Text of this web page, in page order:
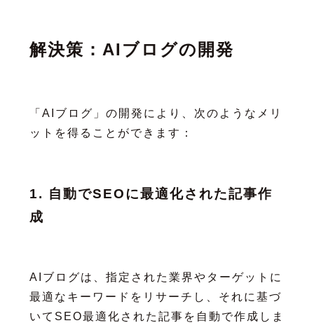
解決策：AIブログの開発
「AIブログ」の開発により、次のようなメリ
ットを得ることができます：
1. 自動でSEOに最適化された記事作
成
AIブログは、指定された業界やターゲットに
最適なキーワードをリサーチし、それに基づ
いてSEO最適化された記事を自動で作成しま